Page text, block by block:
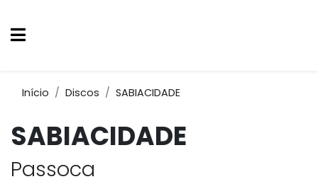
Início Discos SABIACIDADE
SABIACIDADE
Passoca